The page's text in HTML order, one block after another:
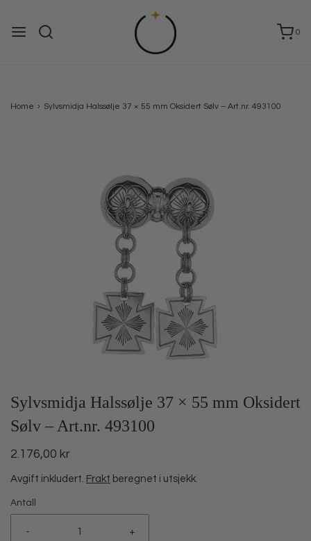
0
Home › Sylvsmidja Halssølje 37 × 55 mm Oksidert Sølv – Art.nr. 493100
Sylvsmidja Halssølje 37 × 55 mm Oksidert
Sølv – Art.nr. 493100
2.176,00 kr
Avgift inkludert. Frakt beregnet i utsjekk.
Antall
- +